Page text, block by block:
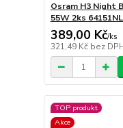
Osram H3 Night
55W 2ks
389,00 Kč/ks
321,49 Kč bez
TOP produkt
Akce